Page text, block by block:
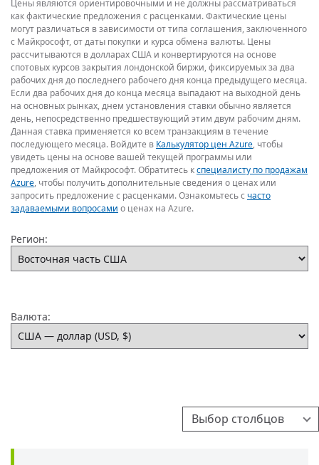
Цены являются ориентировочными и не должны рассматриваться
как фактические предложения с расценками. Фактические цены
могут различаться в зависимости от типа соглашения, заключенного
с Майкрософт, от даты покупки и курса обмена валюты. Цены
рассчитываются в долларах США и конвертируются на основе
спотовых курсов закрытия лондонской биржи, фиксируемых за два
рабочих дня до последнего рабочего дня конца предыдущего месяца.
Если два рабочих дня до конца месяца выпадают на выходной день
на основных рынках, днем установления ставки обычно является
день, непосредственно предшествующий этим двум рабочим дням.
Данная ставка применяется ко всем транзакциям в течение
последующего месяца. Войдите в Калькулятор цен Azure, чтобы
увидеть цены на основе вашей текущей программы или
предложения от Майкрософт. Обратитесь кспециалисту по продажам
Azure, чтобы получить дополнительные сведения о ценах или
запросить предложение с расценками. Ознакомьтесь счасто
задаваемыми вопросами о ценах на Azure.
Регион:
Валюта:
Выбор столбцов